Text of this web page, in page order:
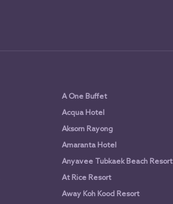
A One Buffet
Acqua Hotel
Aksorn Rayong
Amaranta Hotel
Anyavee Tubkaek Beach Resort
At Rice Resort
Away Koh Kood Resort